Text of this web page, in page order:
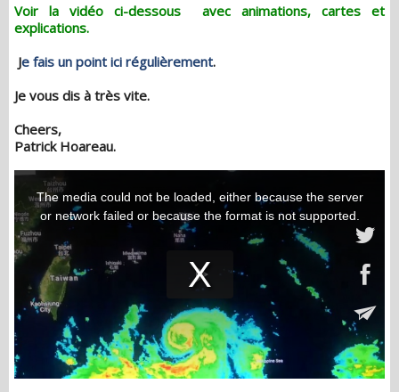
Voir la vidéo ci-dessous avec animations, cartes et
explications.
Je fais un point ici régulièrement.
Je vous dis à très vite.
Cheers,
Patrick Hoareau.